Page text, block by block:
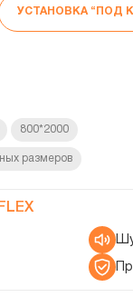
УСТАНОВКА “ПОД
800*2000
размеров